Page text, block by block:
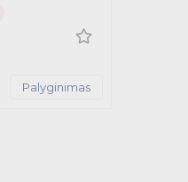
Palyginimas